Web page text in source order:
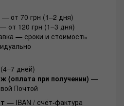
от 70 грн (1–2 дня)
от 120 грн (1–3 дня)
— сроки и стоимость
дней)
(оплата при получении) —
Почтой
— IBAN / счёт-фактура